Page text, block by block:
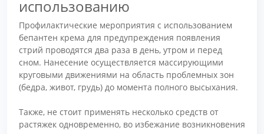
использованию
Профилактические мероприятия с использованием
бепантен крема для предупреждения появления
стрий проводятся два раза в день, утром и перед
сном. Нанесение осуществляется массирующими
круговыми движениями на область проблемных зон
(бедра, живот, грудь) до момента полного высыхания.
Также, не стоит применять несколько средств от
растяжек одновременно, во избежание возникновения